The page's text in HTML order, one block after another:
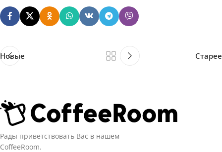
Новые Старее
Рады приветствовать Вас в нашем
CoffeeRoom.